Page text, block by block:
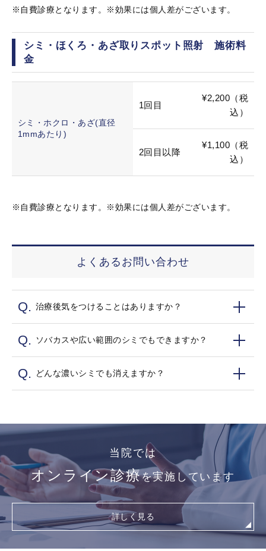
※自費診療となります。※効果には個人差がございます。
シミ・ほくろ・あざ取りスポット照射 施術料
金
シミ・ホクロ・あざ(直径
1mmあたり)
1回目
¥2,200（税
込）
2回目以降
¥1,100（税
込）
※自費診療となります。※効果には個人差がございます。
よくあるお問い合わせ
治療後気をつけることはありますか？
ソバカスや広い範囲のシミでもできますか？
どんな濃いシミでも消えますか？
当院では
オンライン診療を実施しています
詳しく見る